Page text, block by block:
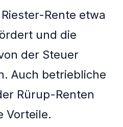
Rente etwa
und die
der Steuer
Auch betriebliche
Rürup-Renten
Vorteile.